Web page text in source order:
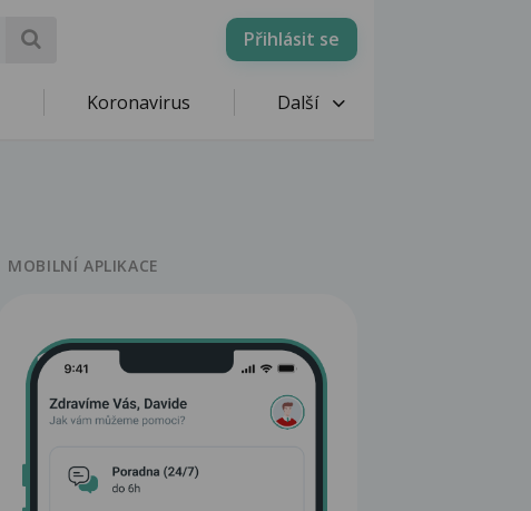
Přihlásit se
Koronavirus Další
MOBILNÍ APLIKACE